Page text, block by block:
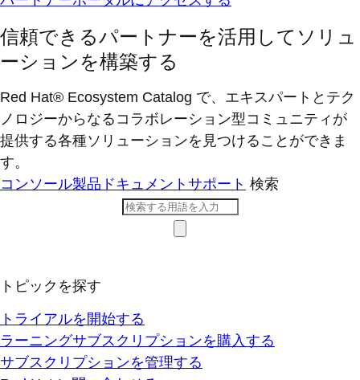
信頼できるパートナーを活用してソリュ
ーションを構築する
Red Hat® Ecosystem Catalog で、エキスパートとテク
ノロジーからなるコラボレーション型コミ​ュニティが
提供する各種ソリューションを見つけることができま
す。
コンソール製品ドキュメント サポート 検索
トピックを探す
トライアルを開始する
ラーニングサブスクリプションを購入する
サブスクリプションを管理する